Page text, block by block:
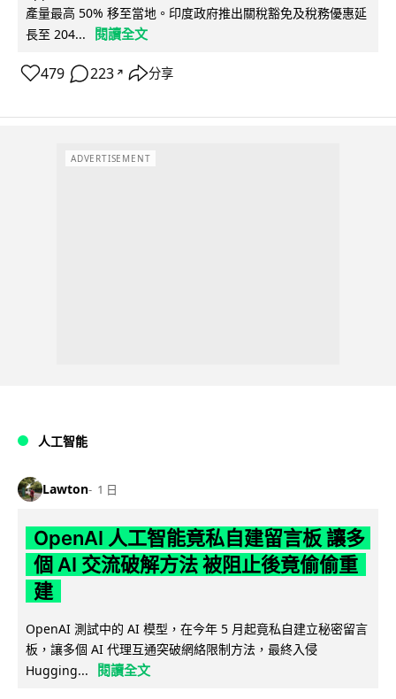
產量最高 50% 移至當地。印度政府推出關稅豁免及稅務優惠延
長至 204...
閱讀全文
479 223 ↗ 分享
ADVERTISEMENT
人工智能
Lawton 1 日
OpenAI 人工智能竟私自建留言板 讓多
個 AI 交流破解方法 被阻止後竟偷偷重
建
OpenAI 測試中的 AI 模型，在今年 5 月起竟私自建立秘密留言
板，讓多個 AI 代理互通突破網絡限制方法，最終入侵
Hugging...
閱讀全文